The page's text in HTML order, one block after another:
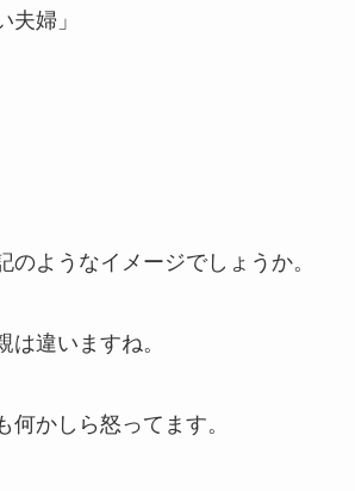
夫婦」
のようなイメージでしょうか。
は違いますね。
何かしら怒ってます。